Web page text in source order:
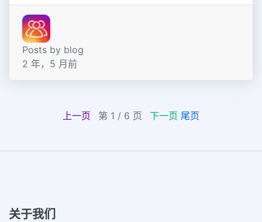
Posts by blog
2 年，5 月前
上一页 第 1 / 6 页 下一页 尾页
关于我们